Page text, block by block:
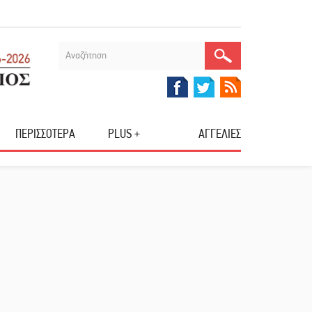
ΠΕΡΙΣΣΟΤΕΡΑ PLUS + ΑΓΓΕΛΙΕΣ